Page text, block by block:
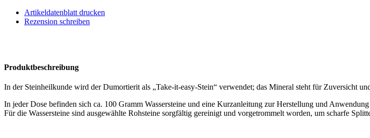
Artikeldatenblatt drucken
Rezension schreiben
Produktbeschreibung
In der Steinheilkunde wird der Dumortierit als „Take-it-easy-Stein“ verwendet; das Mineral steht für Zuversicht
In jeder Dose befinden sich ca. 100 Gramm Wassersteine und eine Kurzanleitung zur Herstellung und
Für die Wassersteine sind ausgewählte Rohsteine sorgfältig gereinigt und vorgetrommelt worden, um scharfe